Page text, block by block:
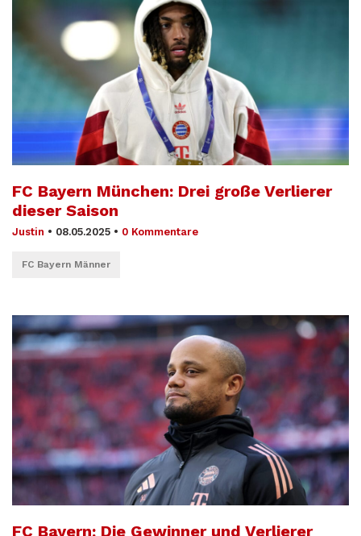
FC Bayern München: Drei große Verlierer
dieser Saison
Justin • 08.05.2025 • 0 Kommentare
FC Bayern Männer
FC Bayern: Die Gewinner und Verlierer